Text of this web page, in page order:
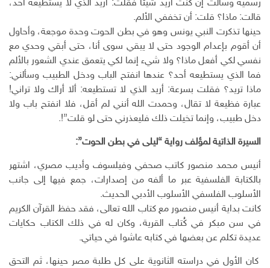
رسمية وسألت إن كنت أريد شيئًا فقلت: أريد الذي لا يستطيعه أحد،
قالت: ماذا؟ قلت: أن تخففي الألم.
حينها تذكرت النبي يونس وهو في بطن الحوت وحدة موجعة، وأحاول
أن أقوم بإعدام الوجود حتى لا يبقي سوى أنا، حتى أبقي وحدي مع
نفسي لكي أفعل ماذا؟ ولا شيء إنما لكي يتعمق عندي الشعور بالألم
فما الذي يستطيعه أحد؟ عندها انفتح الباب ودخل الطبيب وسألني:
ماذا تريد؟ فقلت بسرعة: أريد الذي لا تستطيعه: ألا أراك ولا تراني!
عبارة فظيعة لا تقال، وحمدت الله أنني لم أقل، فلا انفتح باب ولا
دخل طبيب، وإنما تخيلت ذلك فليعذرني حتى لو قلت”!.
السيرة الذاتية لمؤلف رواية “ليلى في بطن الحوت”:
أنيس محمد منصور كاتب صحفي وفيلسوف وأديب مصري، اشتهر
بالكتابة الفلسفية عبر ما ألفه من إصدارات، جمع فيها إلى جانب
الأسلوب الفلسفي الأسلوب الأدبي الحديث.
كانت بداية أنيس منصور مع كتاب الله تعالى، فقد حفظ القرآن الكريم
في سن مبكر في كُتاب القرية، وكان له في ذلك الكتاب حكايات
عديدة تكلم عن بعضها في كتابه عاشوا في حياتي.
كان الأول في دراسته الثانوية على كل طلبة مصر حينها، ثم التحق